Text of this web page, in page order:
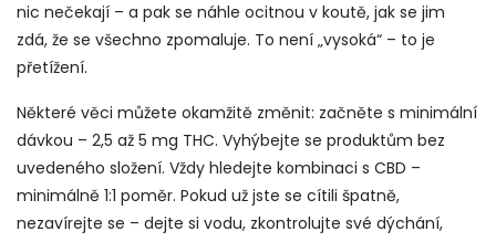
nic nečekají – a pak se náhle ocitnou v koutě, jak se jim
zdá, že se všechno zpomaluje. To není „vysoká“ – to je
přetížení.
Některé věci můžete okamžitě změnit: začněte s minimální
dávkou – 2,5 až 5 mg THC. Vyhýbejte se produktům bez
uvedeného složení. Vždy hledejte kombinaci s CBD –
minimálně 1:1 poměr. Pokud už jste se cítili špatně,
nezavírejte se – dejte si vodu, zkontrolujte své dýchání,